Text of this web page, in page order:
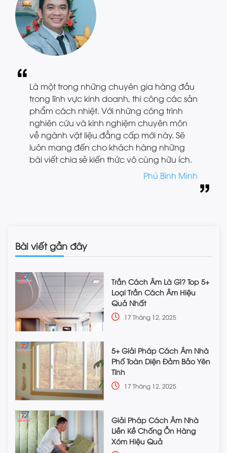
Là một trong những chuyên gia hàng đầu
trong lĩnh vực kinh doanh, thi công các sản
phẩm cách nhiệt. Với những công trình
nghiên cứu và kinh nghiệm chuyên môn
về ngành vật liệu đẳng cấp mới này. Sẽ
luôn mang đến cho khách hàng những
bài viết chia sẻ kiến thức vô cùng hữu ích.
Phú Bình Minh
Bài viết gần đây
Trần Cách Âm Là Gì? Top 5+
Loại Trần Cách Âm Hiệu
Quả Nhất
17 Tháng 12, 2025
5+ Giải Pháp Cách Âm Nhà
Phố Toàn Diện Đảm Bảo Yên
Tĩnh
17 Tháng 12, 2025
Giải Pháp Cách Âm Nhà
Liền Kề Chống Ồn Hàng
Xóm Hiệu Quả